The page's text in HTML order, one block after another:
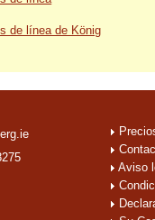
de línea de König
Aviso